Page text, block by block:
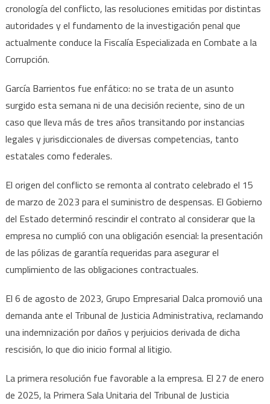
cronología del conflicto, las resoluciones emitidas por distintas
autoridades y el fundamento de la investigación penal que
actualmente conduce la Fiscalía Especializada en Combate a la
Corrupción.
García Barrientos fue enfático: no se trata de un asunto
surgido esta semana ni de una decisión reciente, sino de un
caso que lleva más de tres años transitando por instancias
legales y jurisdiccionales de diversas competencias, tanto
estatales como federales.
El origen del conflicto se remonta al contrato celebrado el 15
de marzo de 2023 para el suministro de despensas. El Gobierno
del Estado determinó rescindir el contrato al considerar que la
empresa no cumplió con una obligación esencial: la presentación
de las pólizas de garantía requeridas para asegurar el
cumplimiento de las obligaciones contractuales.
El 6 de agosto de 2023, Grupo Empresarial Dalca promovió una
demanda ante el Tribunal de Justicia Administrativa, reclamando
una indemnización por daños y perjuicios derivada de dicha
rescisión, lo que dio inicio formal al litigio.
La primera resolución fue favorable a la empresa. El 27 de enero
de 2025, la Primera Sala Unitaria del Tribunal de Justicia